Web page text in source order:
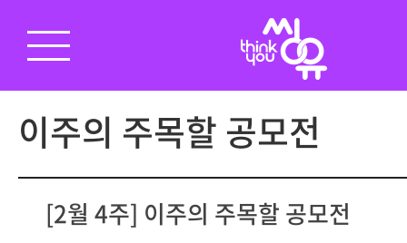
이주의 주목할 공모전
[2월 4주] 이주의 주목할 공모전